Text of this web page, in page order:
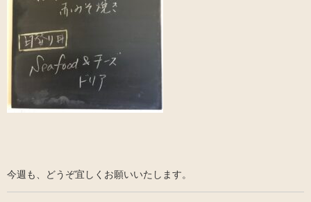
今週も、どうぞ宜しくお願いいたします。